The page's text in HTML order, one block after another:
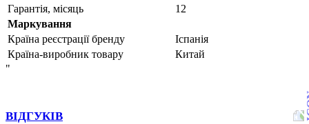
Гарантія, місяць
12
Маркування
Країна реєстрації бренду
Іспанія
Країна-виробник товару
Китай
"
ВІДГУКІВ